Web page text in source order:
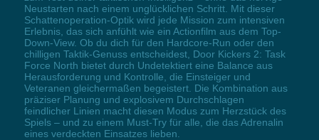
Neustarten nach einem unglücklichen Schritt. Mit dieser
Schattenoperation-Optik wird jede Mission zum intensiven
Erlebnis, das sich anfühlt wie ein Actionfilm aus dem Top-
Down-View. Ob du dich für den Hardcore-Run oder den
chilligen Taktik-Genuss entscheidest, Door Kickers 2: Task
Force North bietet durch Undetektiert eine Balance aus
Herausforderung und Kontrolle, die Einsteiger und
Veteranen gleichermaßen begeistert. Die Kombination aus
präziser Planung und explosivem Durchschlagen
feindlicher Linien macht diesen Modus zum Herzstück des
Spiels – und zu einem Must-Try für alle, die das Adrenalin
eines verdeckten Einsatzes lieben.